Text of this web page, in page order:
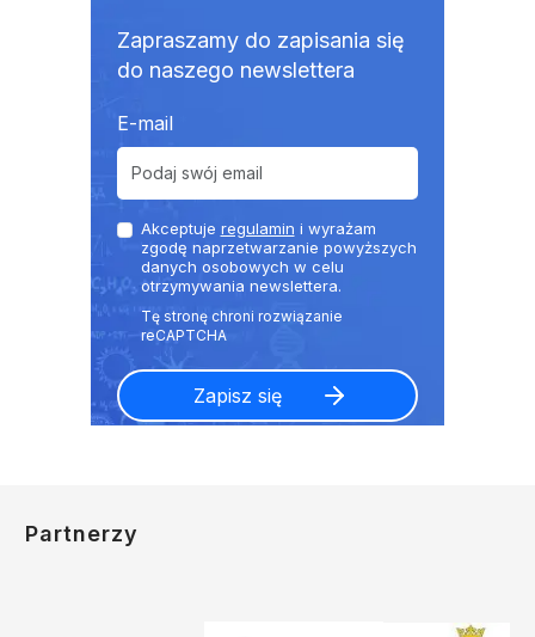
Zapraszamy do zapisania się
do naszego newslettera
E-mail
Akceptuje regulamin i wyrażam
zgodę naprzetwarzanie powyższych
danych osobowych w celu
otrzymywania newslettera.
Partnerzy